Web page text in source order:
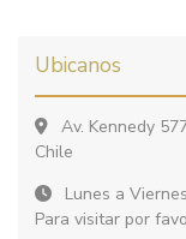
Ubicanos
Av. Kennedy
Chile
Lunes a
Para visitar por